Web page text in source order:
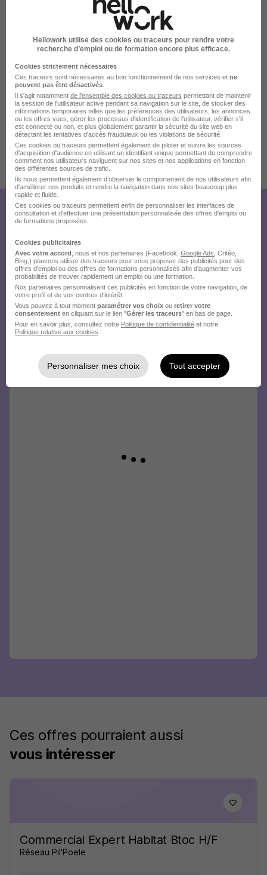
12 de plus
82 Rue du Pont
Localiser le poste
Publiée le 11/07/2026 - Réf : RAA - 6707 - AUXERRE-63035
Créez votre compte Hellowork et
envoyez votre candidature !
Ces offres pourraient aussi
vous intéresser
Commercial Expert Habitat Btoc H/F
Réseau Pil'Poele
Hellowork utilise des cookies ou traceurs pour rendre votre
recherche d’emploi ou de formation encore plus efficace.
Cookies strictement nécessaires
Ces traceurs sont nécessaires au bon fonctionnement de nos services et ne
peuvent pas être désactivés
Il s'agit notamment de l'ensemble des cookies ou traceurs permettant de maintenir
la session de l'utilisateur active pendant sa navigation sur le site, de stocker des
informations temporaires telles que les préférences des utilisateurs, les annonces
ou les offres vues, gérer les processus d'identification de l'utilisateur, vérifier s'il
est connecté ou non, et plus globalement garantir la sécurité du site web en
détectant les tentatives d'accès frauduleux ou les violations de sécurité.
Ces cookies ou traceurs permettent également de piloter et suivre les sources
d'acquisition d'audience en utilisant un identifiant unique permettant de comprendre
comment nos utilisateurs naviguent sur nos sites et nos applications en fonction
des différentes sources de trafic.
Ils nous permettent également d’observer le comportement de nos utilisateurs afin
d'améliorer nos produits et rendre la navigation dans nos sites beaucoup plus
rapide et fluide.
Ces cookies ou traceurs permettent enfin de personnaliser les interfaces de
consultation et d'effectuer une présentation personnalisée des offres d'emploi ou
de formations proposées.
Cookies publicitaires
Avec votre accord , nous et nos partenaires (Facebook, Google Ads , Critéo,
Bing,) pouvons utiliser des traceurs pour vous proposer des publicités pour des
offres d’emploi ou des offres de formations personnalisés afin d’augmenter vos
probabilités de trouver rapidement un emploi ou une formation.
Nos partenaires personnalisent ces publicités en fonction de votre navigation, de
votre profil et de vos centres d’intérêt.
Vous pouvez à tout moment paramétrer vos choix ou retirer votre
consentement en cliquant sur le lien "Gérer les traceurs" en bas de page.
Pour en savoir plus, consultez notre Politique de confidentialité et notre
Politique relative aux cookies
Personnaliser mes choix Tout accepter